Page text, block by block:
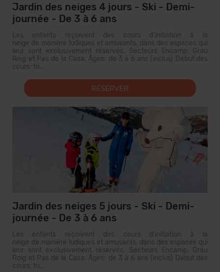
Jardin des neiges 4 jours - Ski - Demi-
journée - De 3 à 6 ans
Les enfants reçoivent des cours d'initiation à la
neige de manière ludiques et amusants, dans des espaces qui
leur sont exclusivement réservés. Secteurs Encamp, Grau
Roig et Pas de la Casa. Âges: de 3 à 6 ans (inclus) Début des
cours: to...
RÉSERVER
Jardin des neiges 5 jours - Ski - Demi-
journée - De 3 à 6 ans
Les enfants reçoivent des cours d'initiation à la
neige de manière ludiques et amusants, dans des espaces qui
leur sont exclusivement réservés. Secteurs Encamp, Grau
Roig et Pas de la Casa. Âges: de 3 à 6 ans (inclus) Début des
cours: to...